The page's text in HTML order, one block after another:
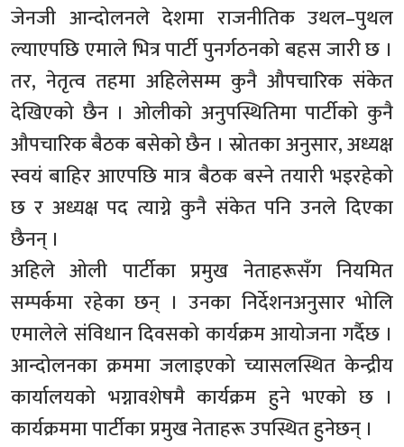
जेनजी आन्दोलनले देशमा राजनीतिक उथल–पुथल
ल्याएपछि एमाले भित्र पार्टी पुनर्गठनको बहस जारी छ ।
तर, नेतृत्व तहमा अहिलेसम्म कुनै औपचारिक संकेत
देखिएको छैन । ओलीको अनुपस्थितिमा पार्टीको कुनै
औपचारिक बैठक बसेको छैन । स्रोतका अनुसार, अध्यक्ष
स्वयं बाहिर आएपछि मात्र बैठक बस्ने तयारी भइरहेको
छ र अध्यक्ष पद त्याग्ने कुनै संकेत पनि उनले दिएका
छैनन् ।
अहिले ओली पार्टीका प्रमुख नेताहरूसँग नियमित
सम्पर्कमा रहेका छन् । उनका निर्देशनअनुसार भोलि
एमालेले संविधान दिवसको कार्यक्रम आयोजना गर्दैछ ।
आन्दोलनका क्रममा जलाइएको च्यासलस्थित केन्द्रीय
कार्यालयको भग्नावशेषमै कार्यक्रम हुने भएको छ ।
कार्यक्रममा पार्टीका प्रमुख नेताहरू उपस्थित हुनेछन् ।